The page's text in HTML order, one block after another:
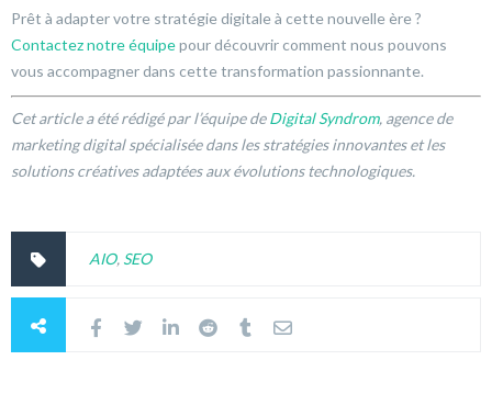
Prêt à adapter votre stratégie digitale à cette nouvelle ère ?
Contactez notre équipepour découvrir comment nous pouvons
vous accompagner dans cette transformation passionnante.
Cet article a été rédigé par l’équipe deDigital Syndrom, agence de
marketing digital spécialisée dans les stratégies innovantes et les
solutions créatives adaptées aux évolutions technologiques.
AIO, SEO